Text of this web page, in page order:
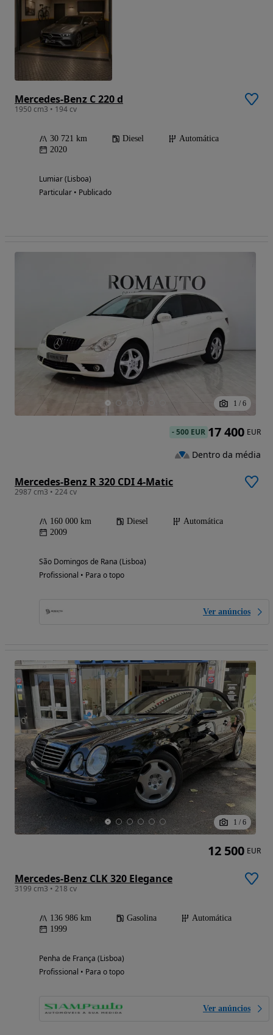
Mercedes-Benz C 220 d
1950 cm3 • 194 cv
30 721 km Diesel
Automática
2020
Lumiar (Lisboa)
Particular • Publicado
1 / 6
Mercedes-Benz R 320 CDI 4-Matic
2987 cm3 • 224 cv
160 000 km Diesel
Automática
2009
São Domingos de Rana (Lisboa)
Profissional • Para o topo
Ver anúncios
-500 EUR 17 400 EUR
Dentro da média
1 / 6
Mercedes-Benz CLK 320 Elegance
3199 cm3 • 218 cv
136 986 km Gasolina
Automática
1999
Penha de França (Lisboa)
Profissional • Para o topo
Ver anúncios
12 500 EUR